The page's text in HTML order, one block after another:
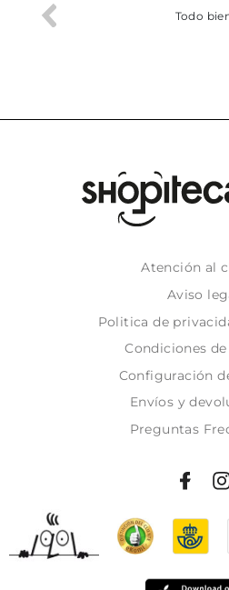
Todo
Atención al
Aviso
Politica de
Condiciones
Configuración
Envíos y
Preguntas